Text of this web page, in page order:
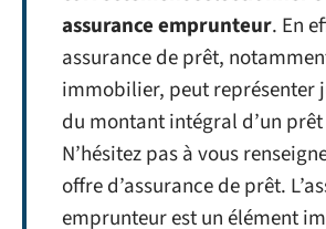
assurance emprunteur. En
assurance de prêt,
immobilier, peut représenter
du montant intégral d’un
N’hésitez pas à vous
offre d’assurance de prêt.
emprunteur est un élément